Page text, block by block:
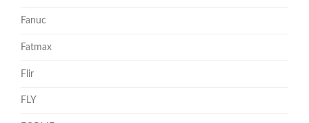
Fanuc
Fatmax
Flir
FLY